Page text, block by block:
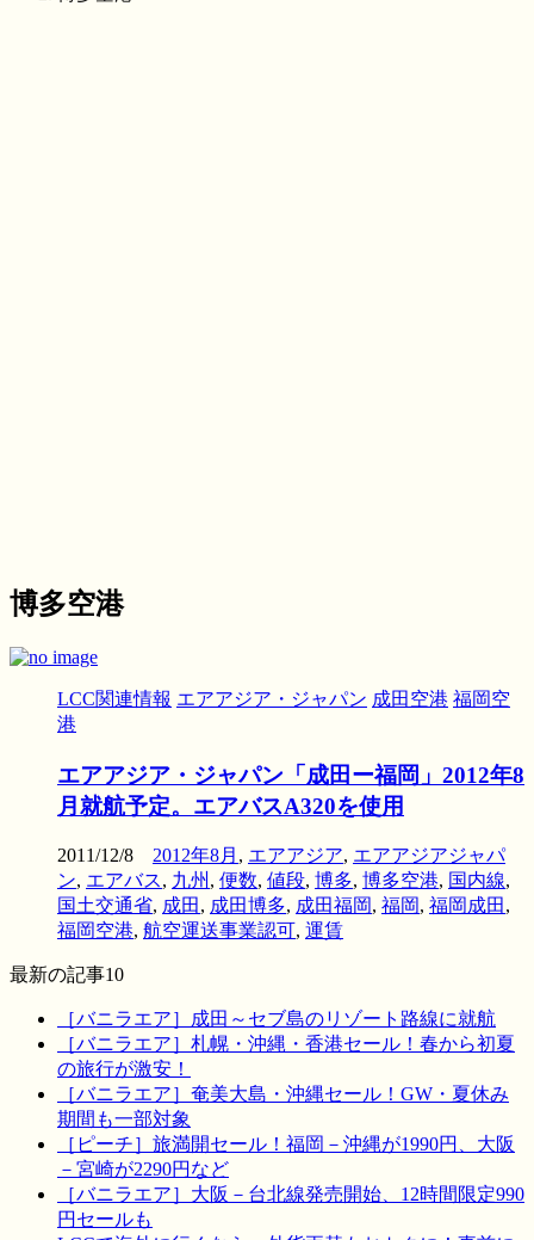
博多空港
LCC関連情報 エアアジア・ジャパン 成田空港 福岡空
港
エアアジア・ジャパン「成田ー福岡」2012年8
月就航予定。エアバスA320を使用
2011/12/8 2012年8月 , エアアジア, エアアジアジャパ
ン, エアバス, 九州 , 便数, 値段, 博多, 博多空港, 国内線,
国土交通省, 成田 , 成田博多, 成田福岡, 福岡, 福岡成田 ,
福岡空港, 航空運送事業認可, 運賃
最新の記事10
［バニラエア］成田～セブ島のリゾート路線に就航
［バニラエア］札幌・沖縄・香港セール！春から初夏
の旅行が激安！
［バニラエア］奄美大島・沖縄セール！GW・夏休み
期間も一部対象
［ピーチ］旅満開セール！福岡－沖縄が1990円、大阪
－宮崎が2290円など
［バニラエア］大阪－台北線発売開始、12時間限定990
円セールも